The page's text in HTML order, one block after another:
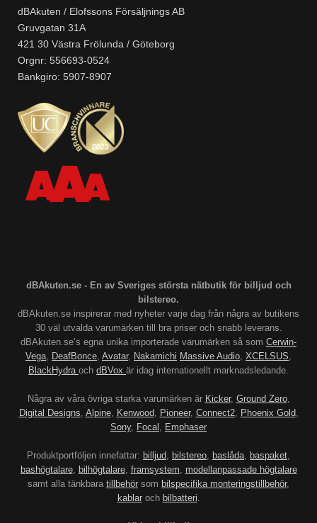
dBAkuten / Elofssons Försäljnings AB
Gruvgatan 31A
421 30 Västra Frölunda / Göteborg
Orgnr: 556693-0524
Bankgiro: 5907-8907
dBAkuten.se - En av Sveriges största nätbutik för billjud och
bilstereo.
dBAkuten.se inspirerar med nyheter varje dag från några av butikens
30 väl utvalda varumärken till bra priser och snabb leverans.
dBAkuten.se’s egna unika importerade varumärken så som Cerwin-
Vega, DeafBonce, Avatar, Nakamichi Massive Audio, XCELSUS,
BlackHydra och dBVox är idag internationellt marknadsledande.
Några av våra övriga starka varumärken är Kicker, Ground Zero,
Digital Designs, Alpine, Kenwood, Pioneer, Connect2, Phoenix Gold,
Sony, Focal , Emphaser
Produktportföljen innefattar: billjud, bilstereo, baslåda, baspaket,
bashögtalare, bilhögtalare, framsystem, modellanpassade högtalare
samt alla tänkbara tillbehör som bilspecifika monteringstillbehör,
kablaroch bilbatteri.